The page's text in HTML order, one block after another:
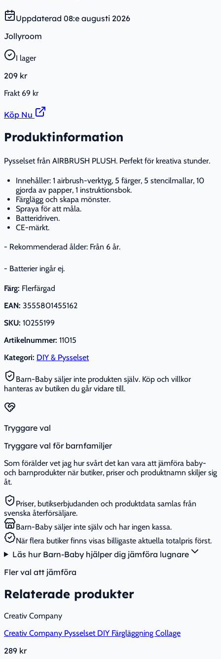
Uppdaterad 08:e augusti 2026
Jollyroom
I lager
209 kr
Frakt 69 kr
Köp Nu
Produktinformation
Pysselset från AIRBRUSH PLUSH. Perfekt för kreativa stunder.
Innehåller: 1 airbrush-verktyg, 5 färger, 5 stencilmallar, 10
gjorda av papper, 1 instruktionsbok.
Färglägg och skapa mönster.
Spraya för att måla.
Batteridriven.
CE-märkt.
- Rekommenderad ålder: Från 6 år.
- Batterier ingår ej.
Färg: Flerfärgad
EAN: 3555801455162
SKU: 10255199
Artikelnummer: 11015
Kategori: DIY & Pysselset
Barn-Baby säljer inte produkten själv. Köp och villkor
hanteras av butiken du går vidare till.
Tryggare val
Tryggare val för barnfamiljer
Som förälder vet jag hur svårt det kan vara att jämföra baby-
och barnprodukter när butiker, priser och produktnamn skiljer sig
åt.
Priser, butikserbjudanden och produktdata samlas från
svenska återförsäljare.
Barn-Baby säljer inte själv och har ingen kassa.
När flera butiker finns visas billigaste aktuella totalpris först.
Läs hur Barn-Baby hjälper dig jämföra lugnare
Fler val att jämföra
Relaterade produkter
Creativ Company
Creativ Company Pysselset DIY Färgläggning Collage
289 kr